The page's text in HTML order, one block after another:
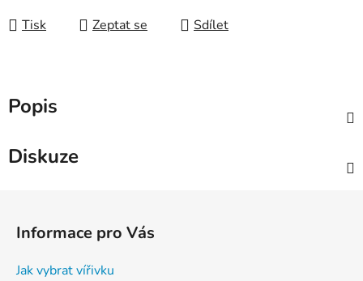
Tisk Zeptat se Sdílet
Popis
Diskuze
Informace pro Vás
Jak vybrat vířivku